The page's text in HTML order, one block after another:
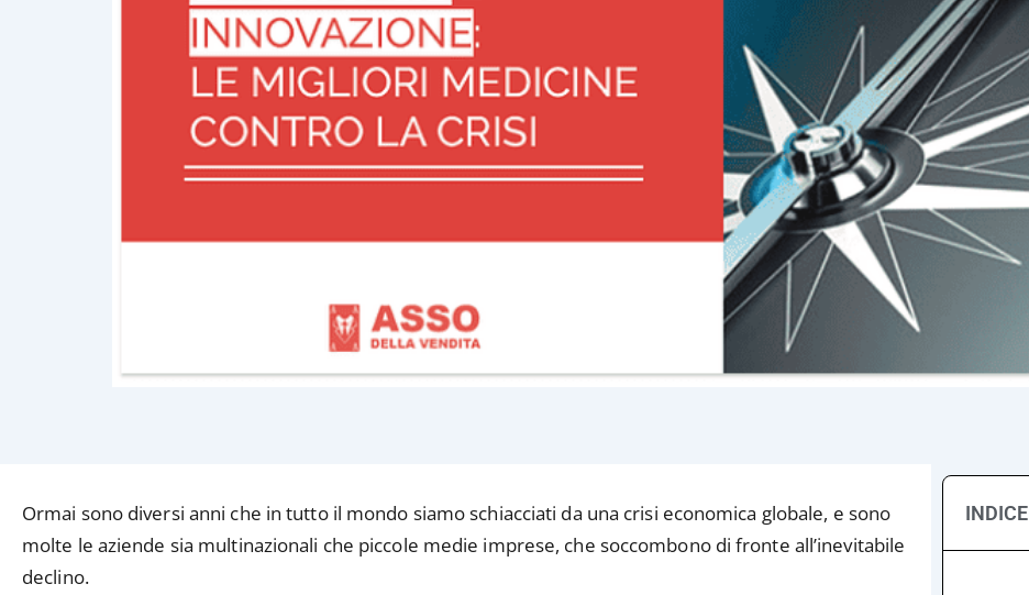
Ormai sono diversi anni che in tutto il mondo siamo schiacciati da una crisi economica globale, e sono
molte le aziende sia multinazionali che piccole medie imprese, che soccombono di fronte all’inevitabile
declino.
INDICE